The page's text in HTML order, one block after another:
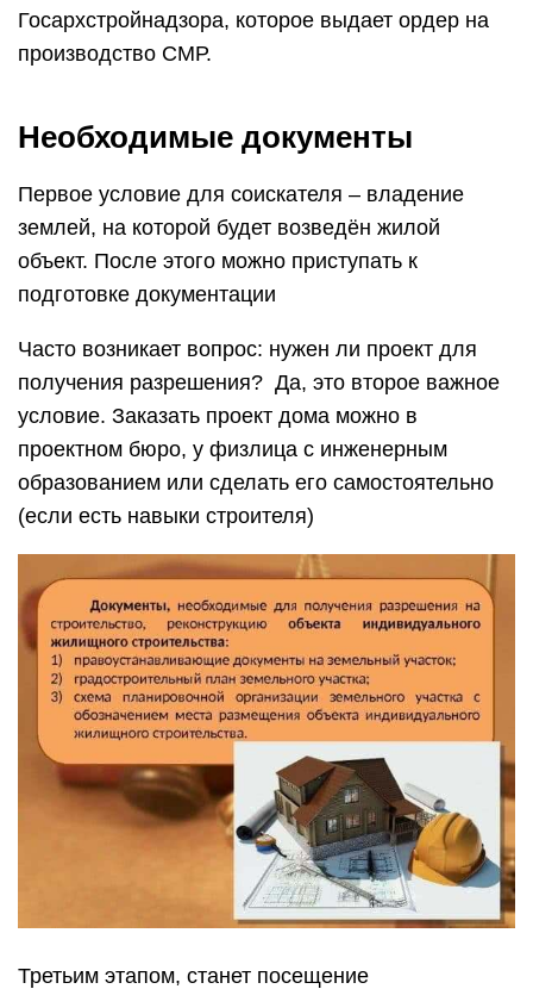
Госархстройнадзора, которое выдает ордер на
производство СМР.
Необходимые документы
Первое условие для соискателя – владение
землей, на которой будет возведён жилой
объект. После этого можно приступать к
подготовке документации
Часто возникает вопрос: нужен ли проект для
получения разрешения? Да, это второе важное
условие. Заказать проект дома можно в
проектном бюро, у физлица с инженерным
образованием или сделать его самостоятельно
(если есть навыки строителя)
Третьим этапом, станет посещение